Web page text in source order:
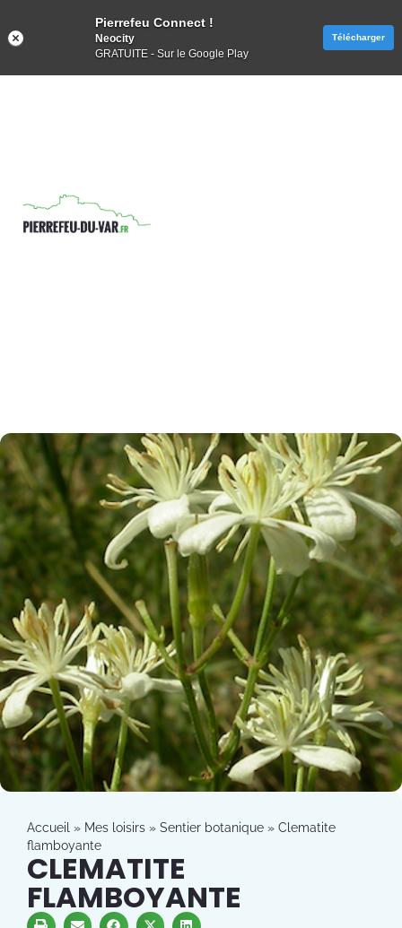
Accueil » Mes loisirs » Sentier botanique » Clematite
flamboyante
CLEMATITE
FLAMBOYANTE
Pierrefeu Connect !
Neocity
GRATUITE - Sur le Google Play
Télécharger